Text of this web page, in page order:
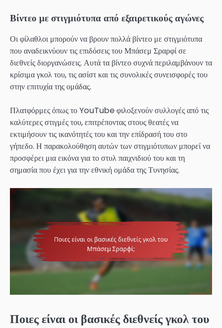
Βίντεο με στιγμιότυπα από εξαιρετικούς αγώνες
Οι φίλαθλοι μπορούν να βρουν πολλά βίντεο με στιγμιότυπα
που αναδεικνύουν τις επιδόσεις του Μπάσεμ Σραρφί σε
διεθνείς διοργανώσεις. Αυτά τα βίντεο συχνά περιλαμβάνουν τα
κρίσιμα γκολ του, τις ασίστ και τις συνολικές συνεισφορές του
στην επιτυχία της ομάδας.
Πλατφόρμες όπως το YouTube φιλοξενούν συλλογές από τις
καλύτερες στιγμές του, επιτρέποντας στους θεατές να
εκτιμήσουν τις ικανότητές του και την επίδρασή του στο
γήπεδο. Η παρακολούθηση αυτών των στιγμιότυπων μπορεί να
προσφέρει μια εικόνα για το στυλ παιχνιδιού του και τη
σημασία που έχει για την εθνική ομάδα της Τυνησίας.
Ποιες είναι οι βασικές διεθνείς γκολ του